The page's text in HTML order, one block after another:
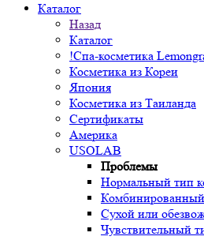
Каталог
Назад
Каталог
!Спа-косметика
Косметика из Кореи
Япония
Косметика из Таиланда
Сертификаты
Америка
USOLAB
Проблемы
Нормальный тип
Сухой или
Чувствительный